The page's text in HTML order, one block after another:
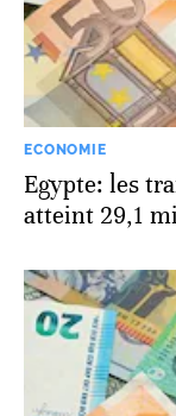
ECONOMIE
Egypte: les
atteint 29,1